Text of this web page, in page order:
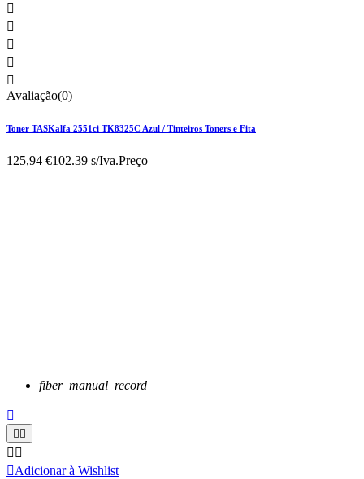





Avaliação(0)
Toner TASKalfa 2551ci TK8325C Azul / Tinteiros Toners e Fita
125,94 €102.39 s/Iva.Preço
fiber_manual_record

 
 
Adicionar à Wishlist